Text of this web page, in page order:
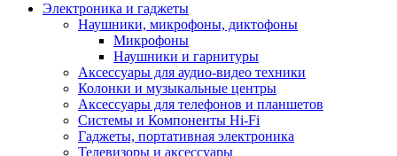
Электроника и гаджеты
Наушники, микрофоны, диктофоны
Микрофоны
Наушники и гарнитуры
Аксессуары для аудио-видео техники
Колонки и музыкальные центры
Аксессуары для телефонов и планшетов
Системы и Компоненты Hi-Fi
Гаджеты, портативная электроника
Телевизоры и аксессуары